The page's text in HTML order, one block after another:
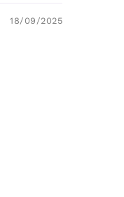
18/09/2025